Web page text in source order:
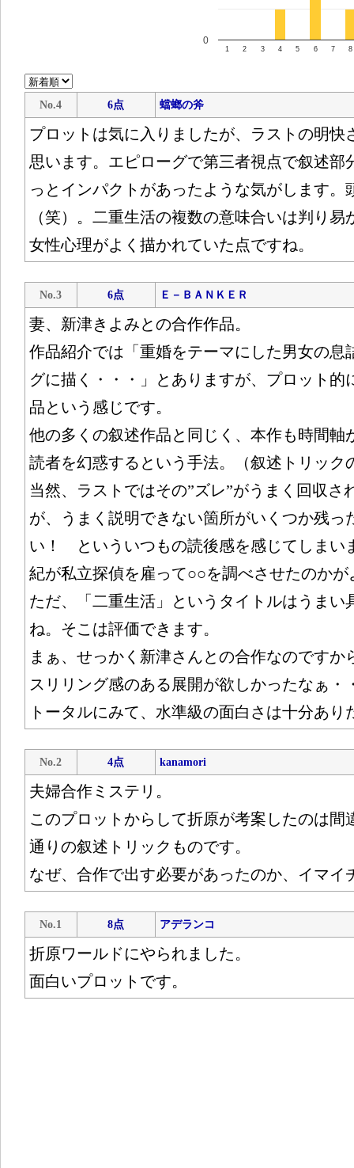
1 2 3 4 5 6 7 8
0
No.4 6点 蟷螂の斧
プロットは気に入りましたが、ラストの明快
思います。エピローグで第三者視点で叙述部
っとインパクトがあったような気がします。
（笑）。二重生活の複数の意味合いは判り
女性心理がよく描かれていた点ですね。
No.3 6点 Ｅ－ＢＡＮＫＥＲ
妻、新津きよみとの合作作品。
作品紹介では「重婚をテーマにした男女の息
グに描く・・・」とありますが、プロット的
品という感じです。
他の多くの叙述作品と同じく、本作も時間軸
読者を幻惑するという手法。（叙述トリック
当然、ラストではその”ズレ”がうまく回収さ
が、うまく説明できない箇所がいくつか残っ
い！ といういつもの読後感を感じてしまい
紀が私立探偵を雇って○○を調べさせたのかが
ただ、「二重生活」というタイトルはうまい
ね。そこは評価できます。
まぁ、せっかく新津さんとの合作なのですか
スリリング感のある展開が欲しかったなぁ・
トータルにみて、水準級の面白さは十分あり
No.2 4点 kanamori
夫婦合作ミステリ。
このプロットからして折原が考案したのは間
通りの叙述トリックものです。
なぜ、合作で出す必要があったのか、イマイ
No.1 8点 アデランコ
折原ワールドにやられました。
面白いプロットです。